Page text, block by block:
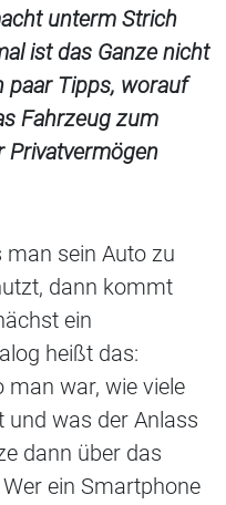
unterm Strich
ist das Ganze nicht
paar Tipps, worauf
Fahrzeug zum
Privatvermögen
sein Auto zu
dann kommt
ein
heißt das:
war, wie viele
was der Anlass
dann über das
ein Smartphone